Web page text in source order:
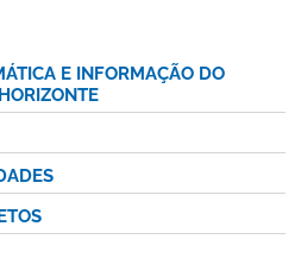
E INFORMAÇÃO DO